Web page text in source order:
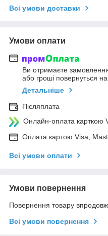
Всі умови доставки
Умови оплати
Ви отримаєте
або гроші повернуться
Детальніше
Післяплата
Онлайн-оплата карткою
Оплата картою Visa,
Всі умови оплати
Умови повернення
Повернення товару
Всі умови повернення